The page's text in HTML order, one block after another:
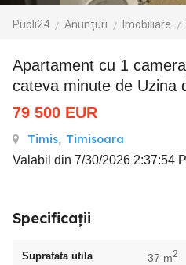
Publi24 Anunțuri Imobiliare
Apartament cu 1 camera mobilat si utilat la
cateva minute de Uzina
79 500 EUR
Timis, Timisoara
Valabil din 7/30/2026 2:37:54
Specificații
Suprafata utila 37 m2